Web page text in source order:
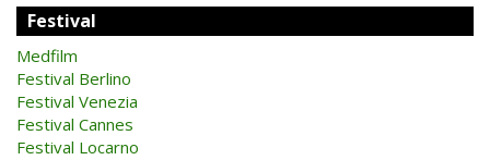
Festival
Medfilm
Festival Berlino
Festival Venezia
Festival Cannes
Festival Locarno